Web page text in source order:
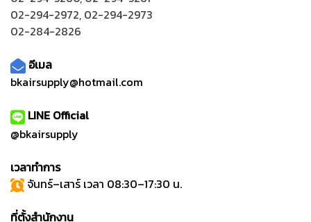
02-294-2972, 02-294-2973
02-284-2826
อีเมล
bkairsupply@hotmail.com
LINE Official
@bkairsupply
เวลาทำการ
จันทร์–เสาร์ เวลา 08:30–17:30 น.
ที่ตั้งสำนักงาน